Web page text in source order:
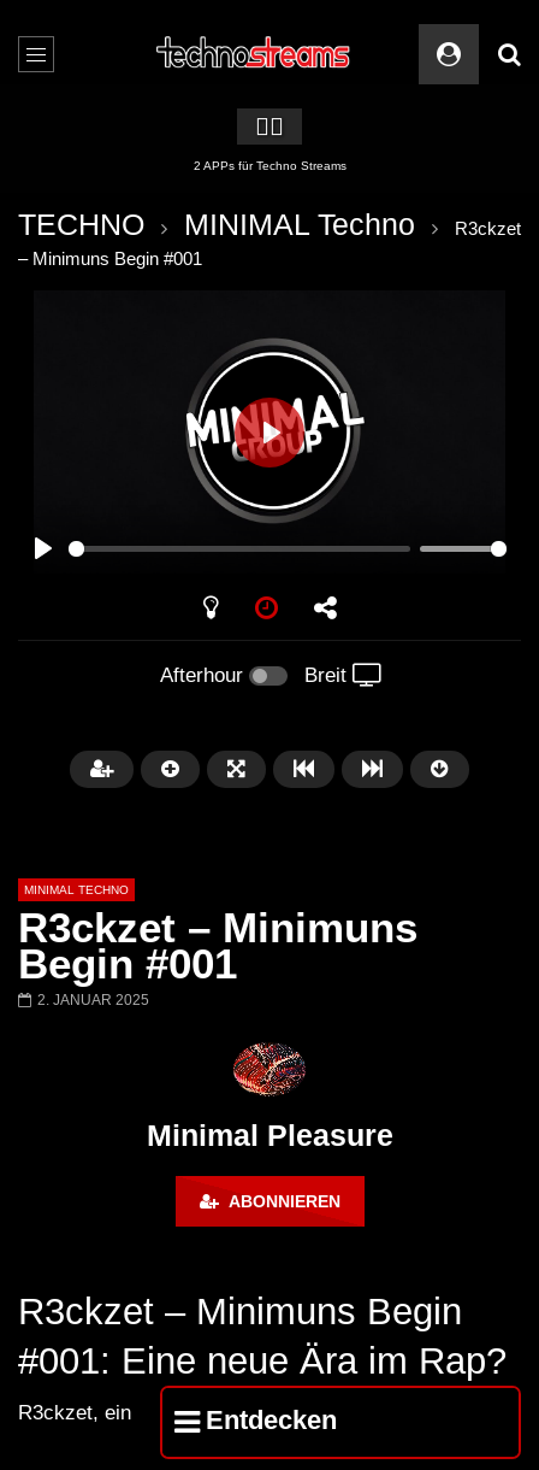
🏳️‍🌈
2 APPs für Techno Streams
TECHNO MINIMAL Techno
R3ckzet
– Minimuns Begin #001
PLAY
Afterhour Breit
Ricardo Villalobos @ Stereo,
MINIMAL TECHNO
R3ckzet – Minimuns
Begin #001
2. JANUAR 2025
Minimal Pleasure
ABONNIEREN
R3ckzet – Minimuns Begin
#001: Eine neue Ära im Rap?
Entdecken
R3ckzet, ein